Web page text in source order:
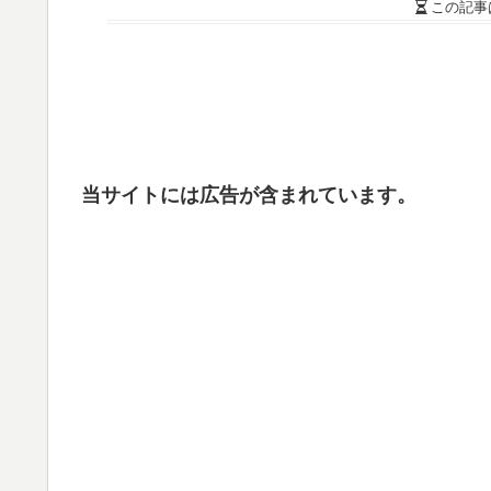
この記事
当サイトには広告が含まれています。